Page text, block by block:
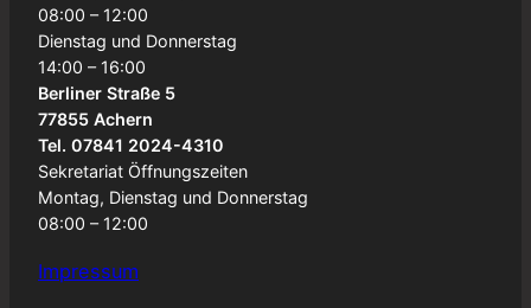
08:00 – 12:00
Dienstag und Donnerstag
14:00 – 16:00
Berliner Straße 5
77855 Achern
Tel. 07841 2024-4310
Sekretariat Öffnungszeiten
Montag, Dienstag und Donnerstag
08:00 – 12:00
Impressum